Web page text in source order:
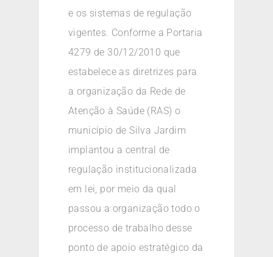
e os sistemas de regulação
vigentes. Conforme a Portaria
4279 de 30/12/2010 que
estabelece as diretrizes para
a organização da Rede de
Atenção à Saúde (RAS) o
município de Silva Jardim
implantou a central de
regulação institucionalizada
em lei, por meio da qual
passou a organização todo o
processo de trabalho desse
ponto de apoio estratégico da